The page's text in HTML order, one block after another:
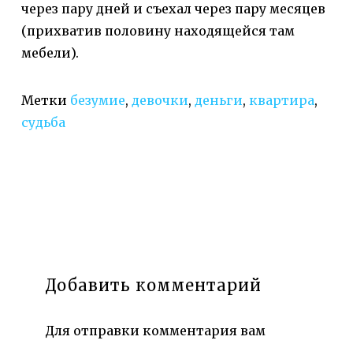
через пару дней и съехал через пару месяцев
(прихватив половину находящейся там
мебели).
Метки безумие, девочки, деньги, квартира,
судьба
Добавить комментарий
Для отправки комментария вам